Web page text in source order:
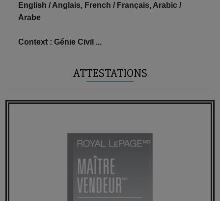
English / Anglais, French / Français, Arabic /
Arabe
Context : Génie Civil ...
ATTESTATIONS